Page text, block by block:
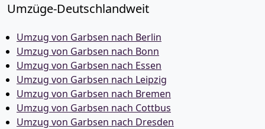
Umzüge-Deutschlandweit
Umzug von Garbsen nach Berlin
Umzug von Garbsen nach Bonn
Umzug von Garbsen nach Essen
Umzug von Garbsen nach Leipzig
Umzug von Garbsen nach Bremen
Umzug von Garbsen nach Cottbus
Umzug von Garbsen nach Dresden